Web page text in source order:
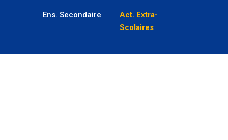
Ens. Secondaire
Act. Extra-
Scolaires